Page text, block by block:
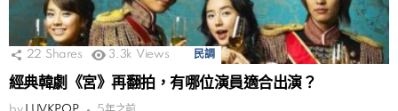
22 Shares 3.3k Views 民調
經典韓劇《宮》再翻拍，有哪位演員適合出演？